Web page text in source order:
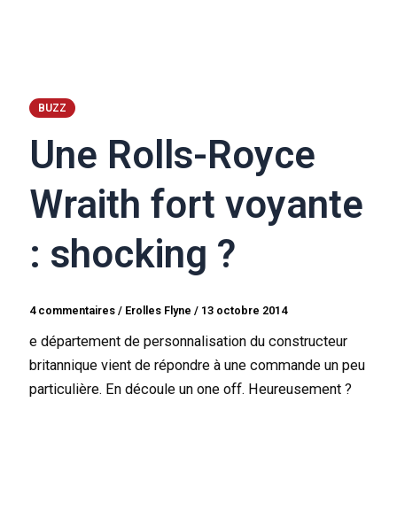
BUZZ
Une Rolls-Royce
Wraith fort voyante
: shocking ?
4 commentaires / Erolles Flyne/ 13 octobre 2014
e département de personnalisation du constructeur
britannique vient de répondre à une commande un peu
particulière. En découle un one off. Heureusement ?